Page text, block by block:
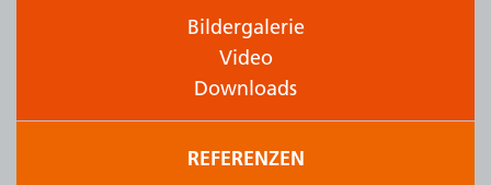
Bildergalerie
Video
Downloads
REFERENZEN